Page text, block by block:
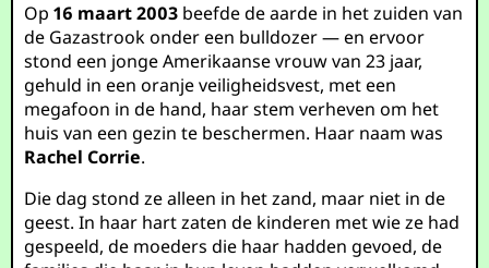
Op16 maart 2003 beefde de aarde in het zuiden van
de Gazastrook onder een bulldozer — en ervoor
stond een jonge Amerikaanse vrouw van 23 jaar,
gehuld in een oranje veiligheidsvest, met een
megafoon in de hand, haar stem verheven om het
huis van een gezin te beschermen. Haar naam was
Rachel Corrie.
Die dag stond ze alleen in het zand, maar niet in de
geest. In haar hart zaten de kinderen met wie ze had
gespeeld, de moeders die haar hadden gevoed, de